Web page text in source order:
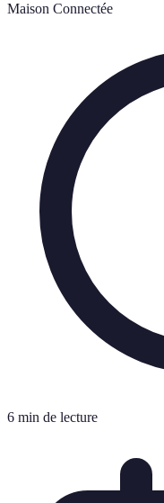
Maison Connectée
6 min de lecture